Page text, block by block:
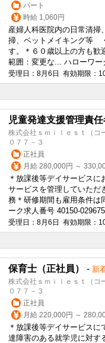
パート
時給 1,060円
産婦人科医院内の日常清
掃、ベットメイキング等
す。＊６０歳以上の方も
範囲：変更な... ハローワー
受理日：8月6日 有効期限：
児童発達支援管理責
株式会社ｓｍｉｌｅｓｔ（コ
０７７－３
正社員
月給 280,000円 ～
＊放課後等デイサービス
サービスを管理していただ
務＊研修期間も雇用条件
ーク求人番号 40150-
受理日：8月6日 有効期限：
保育士（正社員） - 新
株式会社ｓｍｉｌｅｓｔ（コ
０７７－３
正社員
月給 220,000円 ～
＊放課後等デイサービス
達障害のある就学児に対す